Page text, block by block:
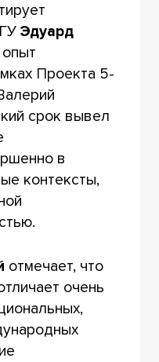
Эдуард
Проекта 5-
срок вывел
в
контексты,
отмечает, что
очень